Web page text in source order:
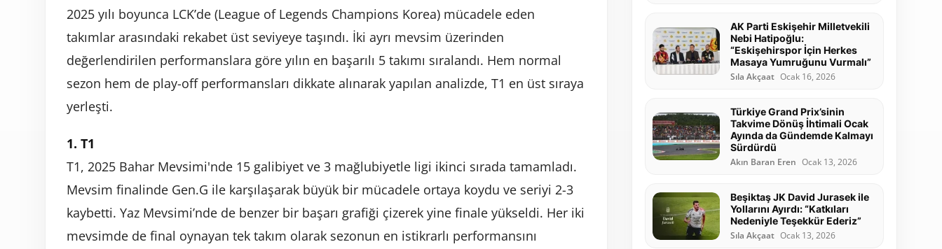
2025 yılı boyunca LCK’de (League of Legends Champions Korea) mücadele eden
takımlar arasındaki rekabet üst seviyeye taşındı. İki ayrı mevsim üzerinden
değerlendirilen performanslara göre yılın en başarılı 5 takımı sıralandı. Hem normal
sezon hem de play-off performansları dikkate alınarak yapılan analizde, T1 en üst sıraya
yerleşti.
1. T1
T1, 2025 Bahar Mevsimi'nde 15 galibiyet ve 3 mağlubiyetle ligi ikinci sırada tamamladı.
Mevsim finalinde Gen.G ile karşılaşarak büyük bir mücadele ortaya koydu ve seriyi 2-3
kaybetti. Yaz Mevsimi’nde de benzer bir başarı grafiği çizerek yine finale yükseldi. Her iki
mevsimde de final oynayan tek takım olarak sezonun en istikrarlı performansını
AK Parti Eskişehir Milletvekili
Nebi Hatipoğlu:
“Eskişehirspor İçin Herkes
Masaya Yumruğunu Vurmalı”
Sıla Akçaat Ocak 16, 2026
Türkiye Grand Prix’sinin
Takvime Dönüş İhtimali Ocak
Ayında da Gündemde Kalmayı
Sürdürdü
Akın Baran Eren Ocak 13, 2026
Beşiktaş JK David Jurasek ile
Yollarını Ayırdı: “Katkıları
Nedeniyle Teşekkür Ederiz”
Sıla Akçaat Ocak 13, 2026